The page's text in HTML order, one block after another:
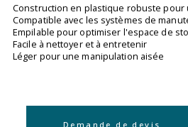
Construction en plastique robuste pour
Compatible avec les systèmes de
Empilable pour optimiser l'espace de
Facile à nettoyer et à entretenir
Léger pour une manipulation aisée
Demande de devis